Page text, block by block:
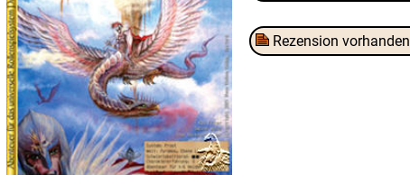
Rezension vorhanden